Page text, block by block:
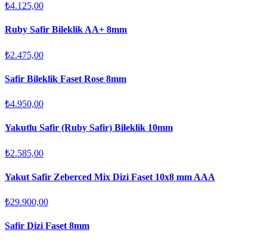
₺4.125,00
Ruby Safir Bileklik AA+ 8mm
₺2.475,00
Safir Bileklik Faset Rose 8mm
₺4.950,00
Yakutlu Safir (Ruby Safir) Bileklik 10mm
₺2.585,00
Yakut Safir Zeberced Mix Dizi Faset 10x8 mm AAA
₺29.900,00
Safir Dizi Faset 8mm